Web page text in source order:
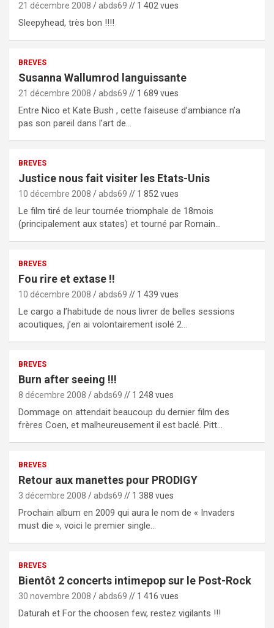
21 décembre 2008 abds69 // 1 402 vues
Sleepyhead, très bon !!!!
BREVES
Susanna Wallumrod languissante
21 décembre 2008 abds69 // 1 689 vues
Entre Nico et Kate Bush , cette faiseuse d’ambiance n’a
pas son pareil dans l’art de…
BREVES
Justice nous fait visiter les Etats-Unis
10 décembre 2008 abds69 // 1 852 vues
Le film tiré de leur tournée triomphale de 18mois
(principalement aux states) et tourné par Romain…
BREVES
Fou rire et extase !!
10 décembre 2008 abds69 // 1 439 vues
Le cargo a l’habitude de nous livrer de belles sessions
acoutiques, j’en ai volontairement isolé 2…
BREVES
Burn after seeing !!!
8 décembre 2008 abds69 // 1 248 vues
Dommage on attendait beaucoup du dernier film des
frères Coen, et malheureusement il est baclé. Pitt…
BREVES
Retour aux manettes pour PRODIGY
3 décembre 2008 abds69 // 1 388 vues
Prochain album en 2009 qui aura le nom de « Invaders
must die », voici le premier single…
BREVES
Bientôt 2 concerts intimepop sur le Post-Rock
30 novembre 2008 abds69 // 1 416 vues
Daturah et For the choosen few, restez vigilants !!!